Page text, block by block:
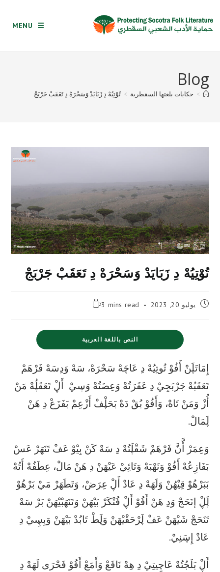
content
MENU
Blog
> حكايات بلغتها السقطرية > تُوْتِيُهْ دِ زَبَايَدْ وَسَحْرَهْ دِ تَعَقَبْ جَرْبَجْ
تُوْتِيُهْ دِ زَبَايَدْ وَسَحْرَهْ دِ تَعَقَبْ جَرْبَجْ
Post
يوليو 20, 2023
Reading
3 mins read
النص باللغة العربية
إِمَاتَڸَنْ أَفُوْ تُوتِيُهْ دِ عَاچَهْ سَحْرَهْ، سَهْ وَدِسَهْ فَرْهَمْ
تَعَقَبُهْ جَرْبَجِيْ دِ عَقَرَتُهْ وَعِضَتُهْ وَڛيْ أَڸْ تَعَقَڸُهْ مَنْ
أُزْ وَمَنْ تَاهْ، وَأَفُوْ بُقْ دَهْ بَحَڸْفْ أَزْعِمْ بَفَزَعْ دِ هَنْ
ڸَمَالْ.
وَعِمَرْ أَّنَّ فَرْهَمْ شَقْڸَتُهْ دِ سَهْ كَنْ بِيْوْ عَفْ تَنَهَرْ عَسْ
بَفَازِعُهْ أَفُوْ وَنَهْبَهْ وَتَائِيْ عَيْهَنْ دِ هَنْ مَالْ، عِطَفُهْ أَتُهْ
بَبَرْهُوْ قِيْهُنْ وَلَهَهْ دِ عَادْ أَڸْ عِرَضْ، وَتَطَهَرْ مَيْ بَرْهُوْ
ڸَڸْ إنَحَجْ وَدِ هَنْ أَفُوْ أَڸْ فُتْكَرْ بَيْهَنْ وَتَنَهَبْيْهَنْ بَرْ سَهْ
تَنَحَجْ شَيْهَنْ عَفْ ڸَرْحَقْيْهَنْ وَڸَطْ تَابُدْ بَيْهَنْ وَبِڛِيْ دِ
عَادْ إِڛَنِيْ.
أَڸْ بَلَجُتُهْ عَاچِيتِيْ دِ هِهْ نَافَعْ وَأَمَعْ أَفُوْ فَحْرَى لَهَهْ دِ